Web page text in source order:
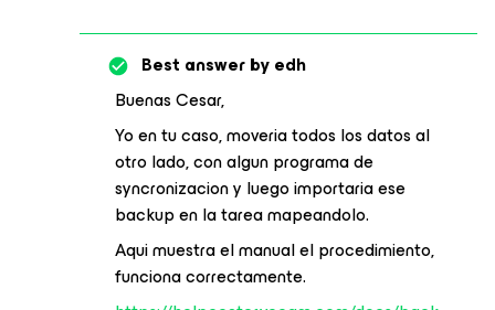
Best answer byedh
Buenas Cesar,
Yo en tu caso, moveria todos los datos al
otro lado, con algun programa de
syncronizacion y luego importaria ese
backup en la tarea mapeandolo.
Aqui muestra el manual el procedimiento,
funciona correctamente.